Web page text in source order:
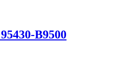
B9500